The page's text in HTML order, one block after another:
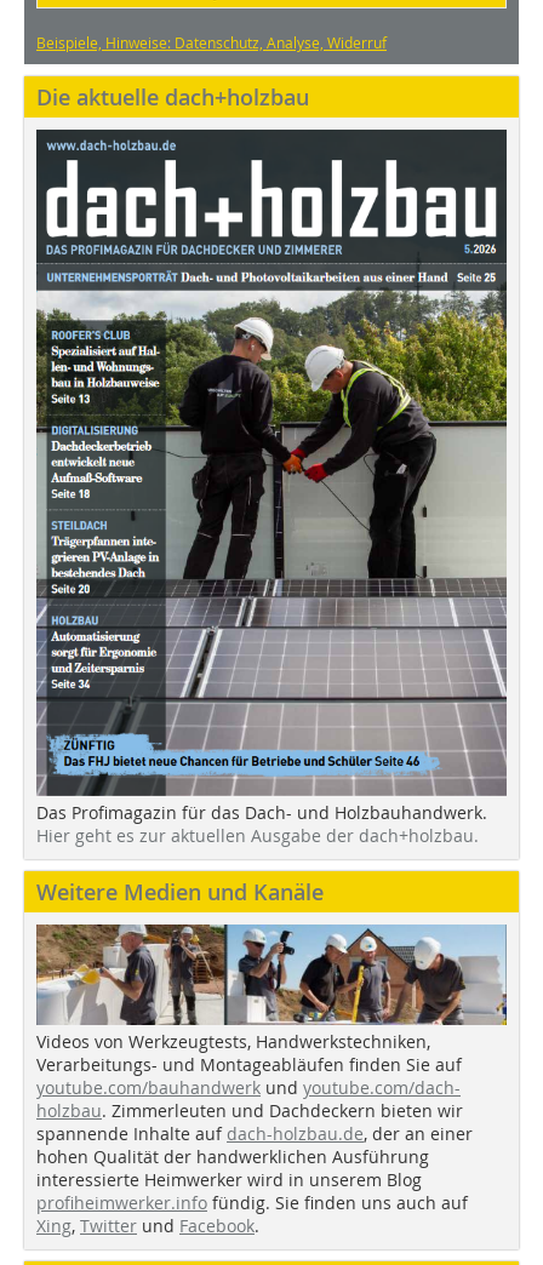
Beispiele, Hinweise: Datenschutz, Analyse, Widerruf
Die aktuelle dach+holzbau
Das Profimagazin für das Dach- und Holzbauhandwerk.
Hier geht es zur aktuellen Ausgabe der dach+holzbau.
Weitere Medien und Kanäle
Videos von Werkzeugtests, Handwerkstechniken,
Verarbeitungs- und Montageabläufen finden Sie auf
youtube.com/bauhandwerk und youtube.com/dach-
holzbau. Zimmerleuten und Dachdeckern bieten wir
spannende Inhalte auf dach-holzbau.de, der an einer
hohen Qualität der handwerklichen Ausführung
interessierte Heimwerker wird in unserem Blog
profiheimwerker.info fündig. Sie finden uns auch auf
Xing, Twitter und Facebook.